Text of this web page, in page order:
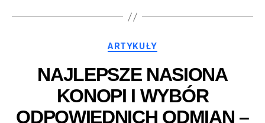
Kategorie
ARTYKUŁY
NAJLEPSZE NASIONA
KONOPI I WYBÓR
ODPOWIEDNICH ODMIAN –